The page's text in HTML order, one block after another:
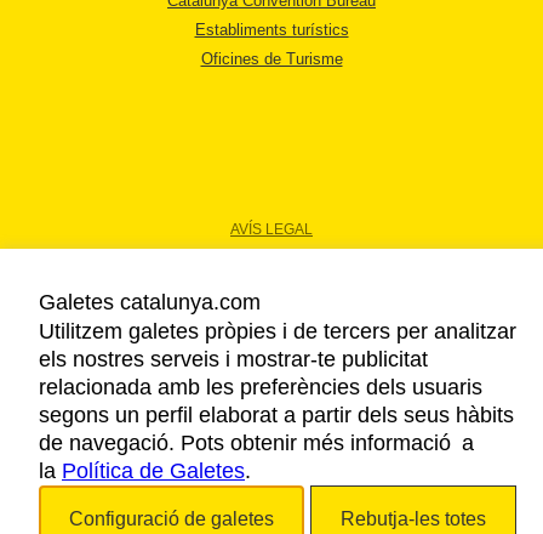
Establiments turístics
Oficines de Turisme
AVÍS LEGAL
ACCESSIBILITAT
Copyright © 2026. Agència Catalana de Turisme. Tots els drets reservats.
Galetes catalunya.com
Utilitzem galetes pròpies i de tercers per analitzar
els nostres serveis i mostrar-te publicitat
relacionada amb les preferències dels usuaris
segons un perfil elaborat a partir dels seus hàbits
de navegació. Pots obtenir més informació a
la Política de Galetes.
Configuració de galetes Rebutja-les totes